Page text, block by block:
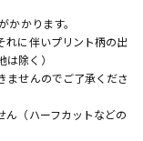
かかります。
れに伴いプリント柄の出
除く）
ませんのでご了承くださ
ん（ハーフカットなどの